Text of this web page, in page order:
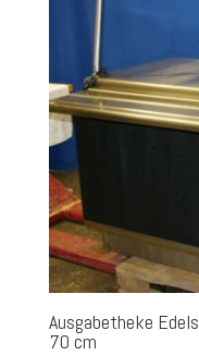
Ausgabetheke
70 cm